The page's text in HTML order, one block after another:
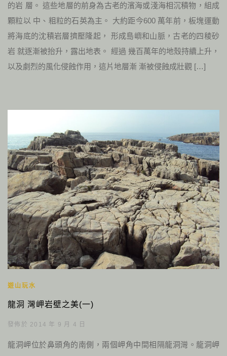
的岩 層。 這些地層的前身為古老的濱海或淺海相沉積物，組成
顆粒以 中、粗粒的石英為主。 大約距今600 萬年前，板塊運動
將海底的沈積岩層擠壓隆起， 形成島嶼和山脈，古老的四稜砂
岩 就逐漸被抬升，露出地表。 經過 幾百萬年的地殼持續上升，
以及劇烈的風化侵蝕作用，這片地層漸 漸被侵蝕成壯觀 […]
遊山玩水
龍洞 灣岬岩壁之美(一)
發佈於 2014 年 9 月 4 日
龍洞岬位於鼻頭角的南側，兩個岬角中間相隔龍洞灣。龍洞岬